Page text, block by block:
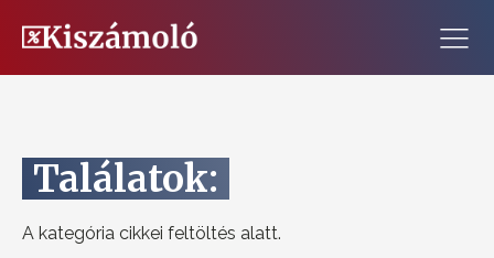
Találatok:
A kategória cikkei feltöltés alatt.